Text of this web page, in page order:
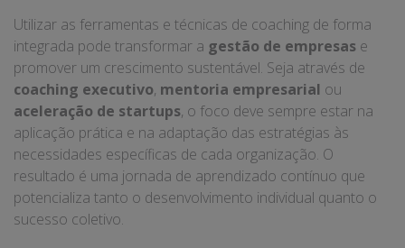
Utilizar as ferramentas e técnicas de coaching de forma
integrada pode transformar a gestão de empresas e
promover um crescimento sustentável. Seja através de
coaching executivo, mentoria empresarial ou
aceleração de startups, o foco deve sempre estar na
aplicação prática e na adaptação das estratégias às
necessidades específicas de cada organização. O
resultado é uma jornada de aprendizado contínuo que
potencializa tanto o desenvolvimento individual quanto o
sucesso coletivo.